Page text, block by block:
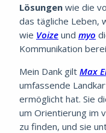
Lösungen wie die
das tägliche Leben,
wie Voize und myo
Kommunikation
Mein Dank gilt Max
umfassende
ermöglicht hat. Sie
um Orientierung im
zu finden, und sie